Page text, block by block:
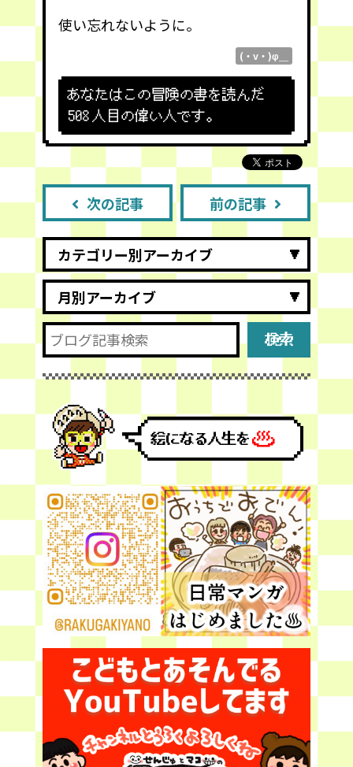
使い忘れないように。
(・v・)φ＿
あなたはこの冒険の書を読んだ
508 人目の偉い人です。
次の記事 前の記事